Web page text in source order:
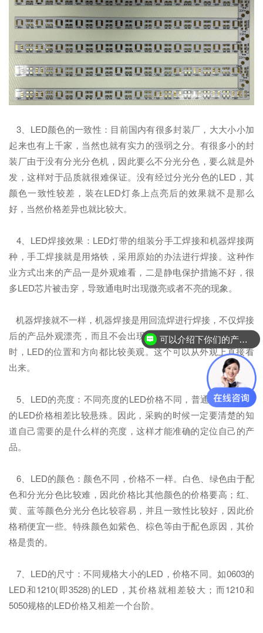
3、LED颜色的一致性：目前国内有很多封装厂，大大小小加
起来也有上千家，当然也就有实力的强弱之分。有很多小的封
装厂由于没有分光分色机，因此要么不分光分色，要么就是外
发，这样对于品质就很难保证。没有经过分光分色的LED，其
颜色一致性较差，装在LED灯条上点亮后的效果就不是那么
好，当然价格差异也就比较大。
4、LED焊接效果：LED灯带的组装分手工焊接和机器焊接两
种，手工焊接就是用烙铁，采用原始的办法进行焊接。这种作
业方式出来的产品一是外观难看，二是静电保护措施不好，很
多LED芯片被击穿，导致通电时出现微亮或者不亮的现象。
机器焊接就不一样，机器焊接是用回流焊进行焊接，不仅焊接
后的产品外观漂亮，而且不会出现芯片被静电烧坏的现象。同
时，LED的位置和方向都比较美观。这个可以从外观上直接看
出来。
5、LED的亮度：不同亮度的LED价格不同，普通亮度和高亮
的LED价格相差比较悬殊。因此，采购的时候一定要清楚的知
道自己需要的是什么样的亮度，这样才能准确的定位自己的产
品。
6、LED的颜色：颜色不同，价格不一样。白色、绿色由于配
色和分光分色比较难，因此价格比其他颜色的价格要高；红、
黄、蓝等颜色分光分色比较容易，并且一致性比较好，因此价
格稍便宜一些。特殊颜色如紫色、棕色等由于配色原因，其价
格是贵的。
7、LED的尺寸：不同规格大小的LED，价格不同。如0603的
LED和1210(即3528)的LED，其价格就相差较大；而1210和
5050规格的LED价格又相差一个台阶。
可以介绍下你们的产品么？